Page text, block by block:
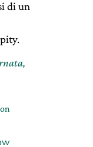
di un